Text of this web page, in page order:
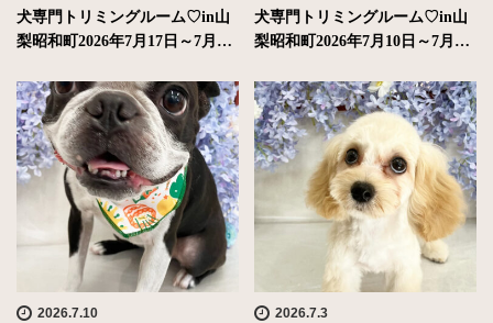
犬専門トリミングルーム♡in山
梨昭和町2026年7月17日～7月…
犬専門トリミングルーム♡in山
梨昭和町2026年7月10日～7月…
2026.7.10 2026.7.3